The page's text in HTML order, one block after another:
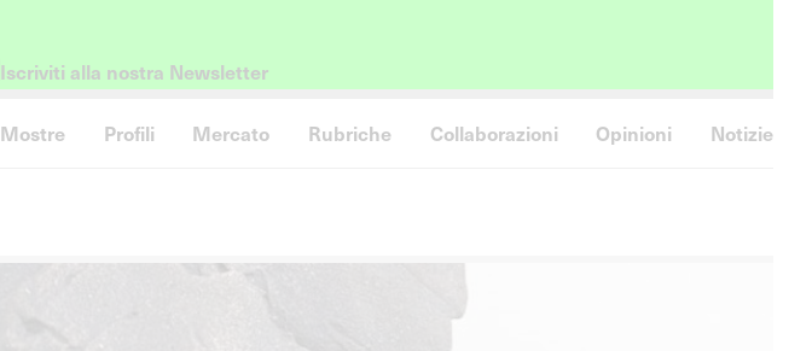
Iscriviti alla nostra Newsletter
Mostre Profili Mercato Rubriche Collaborazioni Opinioni Notizie